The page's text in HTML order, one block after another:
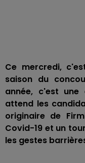
Ce mercredi,
saison du
année, c'est
attend les
originaire de
Covid-19 et un
les gestes